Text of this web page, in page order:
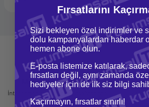
Kapasite
Sıralı Yazma
Sıralı Okuma
Çerçeve Boyutu
Mağazadan Teslimat
İnternetten sipariş et ve mağazadan
teslim al
Fırsatlarını
Sizi bekleyen özel indirimler ve
dolu kampanyalardan haberdar
hemen abone olun.
E-posta listemize katılarak,
fırsatları değil, aynı zamanda
hediyeler için de ilk siz bilgi
Kaçırmayın, fırsatlar sınırlı!